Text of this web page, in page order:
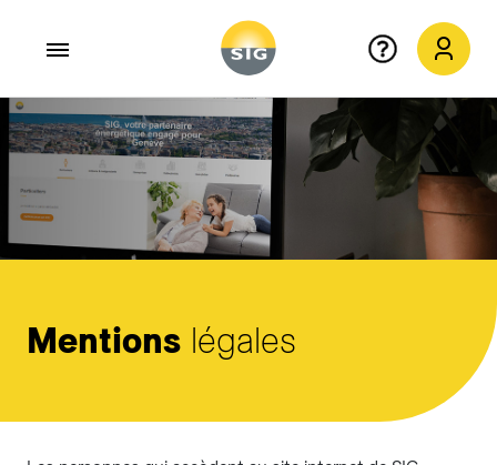
Aller au contenu principal
Mentions légales